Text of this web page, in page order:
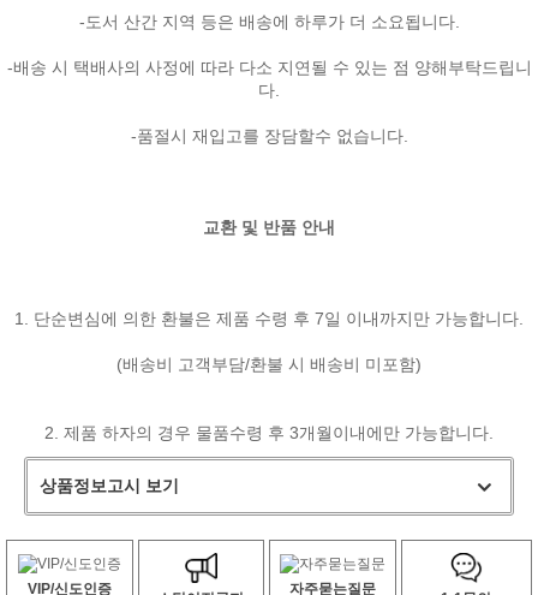
-도서 산간 지역 등은 배송에 하루가 더 소요됩니다.
-배송 시 택배사의 사정에 따라 다소 지연될 수 있는 점 양해부탁드립니
다.
-품절시 재입고를 장담할수 없습니다.
교환 및 반품 안내
1. 단순변심에 의한 환불은 제품 수령 후 7일 이내까지만 가능합니다.
(배송비 고객부담/환불 시 배송비 미포함)
2. 제품 하자의 경우 물품수령 후 3개월이내에만 가능합니다.
상품정보고시 보기
VIP/신도인증 자주묻는질문